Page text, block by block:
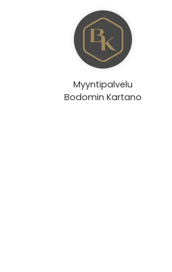
Myyntipalvelu
Bodomin Kartano